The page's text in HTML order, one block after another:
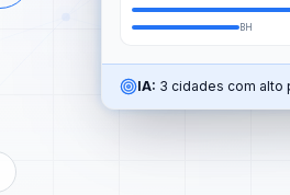
BH
IA: 3 cidades com alto